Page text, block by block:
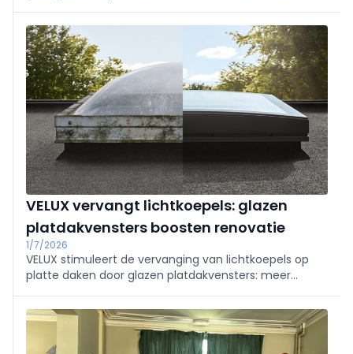
Geoptimaliseerde punt, coating en draad
verminderen inspanning en splijten; verkrijgbaar met
verzonken of combi-schotelkop voor extra
constructieve zekerheid.
VELUX vervangt lichtkoepels: glazen
platdakvensters boosten renovatie
1/7/2026
VELUX stimuleert de vervanging van lichtkoepels op
platte daken door glazen platdakvensters: meer
een modernere look. Breed assortiment met
accessoires en maatwerk, eenvoudig en snel te